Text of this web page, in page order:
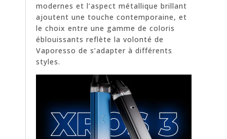
modernes et l’aspect métallique brillant
ajoutent une touche contemporaine, et
le choix entre une gamme de coloris
éblouissants reflète la volonté de
Vaporesso de s’adapter à différents
styles.